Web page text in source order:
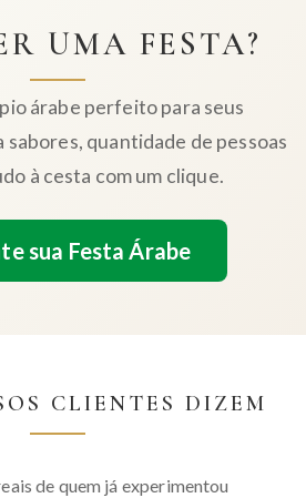
UMA FESTA?
árabe perfeito para seus
sabores, quantidade de pessoas
à cesta com um clique.
sua Festa Árabe
CLIENTES DIZEM
de quem já experimentou